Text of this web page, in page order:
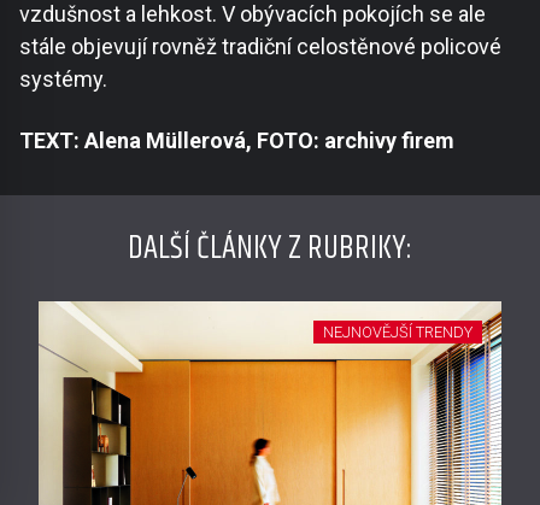
vzdušnost a lehkost. V obývacích pokojích se ale
stále objevují rovněž tradiční celostěnové policové
systémy.
TEXT: Alena Müllerová, FOTO: archivy firem
DALŠÍ ČLÁNKY Z RUBRIKY:
NEJNOVĚJŠÍ TRENDY